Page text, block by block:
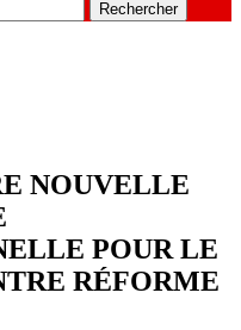
NOUVELLE
POUR LE
RÉFORME